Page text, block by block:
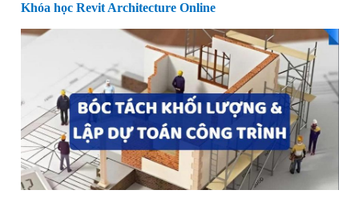
Khóa học Revit Architecture Online